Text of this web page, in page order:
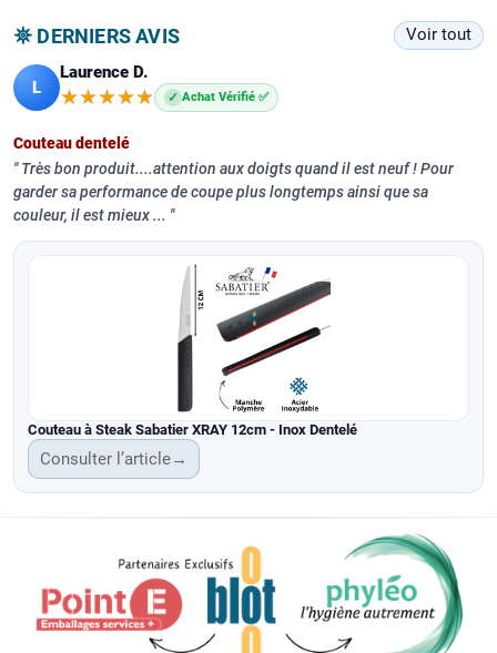
𖤓 DERNIERS AVIS Voir tout
L
Laurence D.
★★★★★
★★★★★ ✓ Achat Vérifié ✅
Couteau dentelé
Très bon produit....attention aux doigts quand il est neuf ! Pour
garder sa performance de coupe plus longtemps ainsi que sa
couleur, il est mieux ...
Couteau à Steak Sabatier XRAY 12cm - Inox Dentelé
Consulter l’article→